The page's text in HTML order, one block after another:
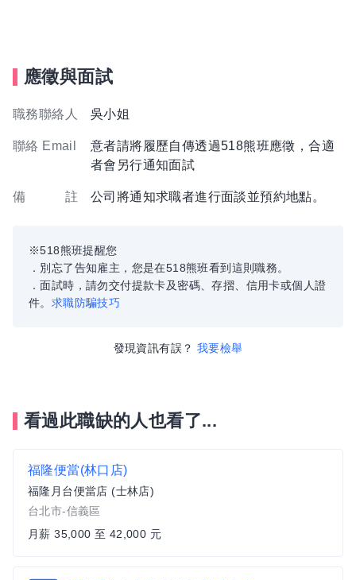
應徵與面試
職務聯絡人 吳小姐
聯絡 Email
意者請將履歷自傳透過518熊班應徵，合適
者會另行通知面試
備 註 公司將通知求職者進行面談並預約地點。
※518熊班提醒您
．別忘了告知雇主，您是在518熊班看到這則職務。
．面試時，請勿交付提款卡及密碼、存摺、信用卡或個人證
件。 求職防騙技巧
發現資訊有誤？ 我要檢舉
看過此職缺的人也看了...
福隆便當(林口店)
福隆月台便當店 (士林店)
台北市-信義區
月薪 35,000 至 42,000 元